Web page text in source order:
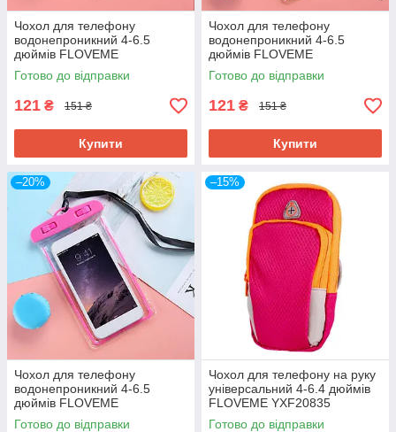
Чохол для телефону
водонепроникний 4-6.5
дюймів FLOVEME
YXF68043_1 білий
Готово до відправки
121 ₴ 151 ₴
Купити
Чохол для телефону
водонепроникний 4-6.5
дюймів FLOVEME
YXF68043_2 жовтий
Готово до відправки
121 ₴ 151 ₴
Купити
–20%
Чохол для телефону
водонепроникний 4-6.5
дюймів FLOVEME
YXF68043_3 рожевий
Готово до відправки
–15%
Чохол для телефону на руку
універсальний 4-6.4 дюймів
FLOVEME YXF20835
рожевий
Готово до відправки